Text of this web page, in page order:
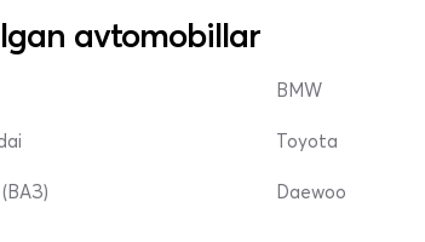
avtomobillar
BMW
Toyota
Daewoo